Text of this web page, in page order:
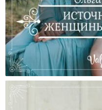
Источник Силы